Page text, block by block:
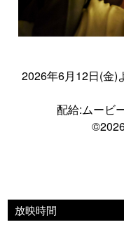
2026年6月12日(金)
配給:ムービ
放映時間